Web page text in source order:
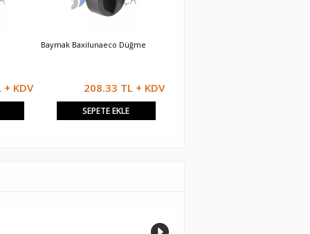
+ KDV
Baymak Baxilunaeco Düğme
208.33 TL + KDV
SEPETE EKLE